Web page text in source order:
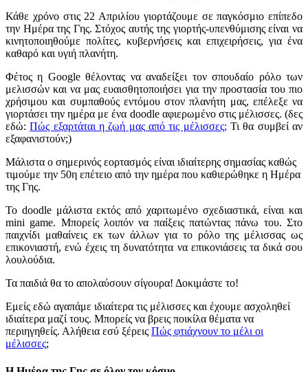
Κάθε χρόνο στις 22 Απριλίου γιορτάζουμε σε παγκόσμιο επίπεδο
την Ημέρα της Γης. Στόχος αυτής της γιορτής-υπενθύμισης είναι να
κινητοποιηθούμε πολίτες, κυβερνήσεις και επιχειρήσεις, για ένα
καθαρό και υγιή πλανήτη.
Φέτος η Google θέλοντας να αναδείξει τον σπουδαίο ρόλο των
μελισσών και να μας ευαισθητοποιήσει για την προστασία του πιο
χρήσιμου και συμπαθούς εντόμου στον πλανήτη μας, επέλεξε να
γιορτάσει την ημέρα με ένα doodle αφιερωμένο στις μέλισσες. (δες
εδώ:Πώς εξαρτάται η ζωή μας από τις μέλισσες; Τι θα συμβεί αν
εξαφανιστούν;)
Μάλιστα ο σημερινός εορτασμός είναι ιδιαίτερης σημασίας καθώς
τιμούμε την 50η επέτειο από την ημέρα που καθιερώθηκε η Ημέρα
της Γης.
Το doodle μάλιστα εκτός από χαριτωμένο σχεδιαστικά, είναι και
mini game. Μπορείς λοιπόν να παίξεις πατώντας πάνω του. Στο
παιχνίδι μαθαίνεις εκ των άλλων για το ρόλο της μέλισσας ως
επικονιαστή, ενώ έχεις τη δυνατότητα να επικονιάσεις τα δικά σου
λουλούδια.
Τα παιδιά θα το απολαύσουν σίγουρα! Δοκιμάστε το!
Εμείς εδώ αγαπάμε ιδιαίτερα τις μέλισσες και έχουμε ασχοληθεί
ιδιαίτερα μαζί τους. Μπορείς να βρεις ποικίλα θέματα να
περιηγηθείς. Αλήθεια εσύ ξέρεις Πώς φτιάχνουν το μέλι οι
μέλισσες;